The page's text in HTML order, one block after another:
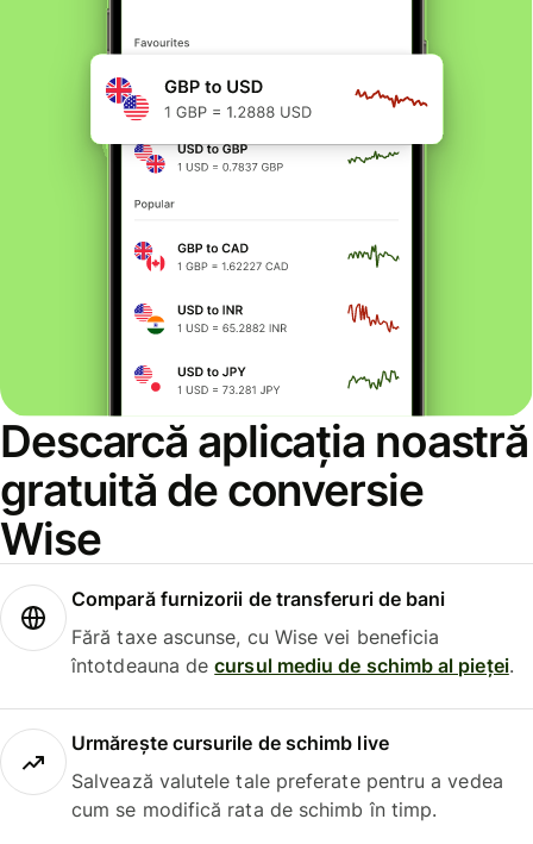
Descarcă aplicația noastră
gratuită de conversie
Wise
Compară furnizorii de transferuri de bani
Fără taxe ascunse, cu Wise vei beneficia
întotdeauna decursul mediu de schimb al pieței.
Urmărește cursurile de schimb live
Salvează valutele tale preferate pentru a vedea
cum se modifică rata de schimb în timp.